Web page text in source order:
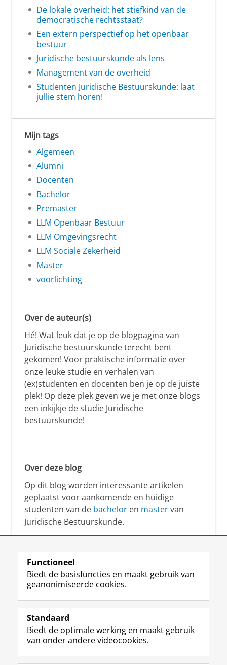
De lokale overheid: het stiefkind van de
democratische rechtsstaat?
Een extern perspectief op het openbaar
bestuur
Juridische bestuurskunde als lens
Management van de overheid
Studenten Juridische Bestuurskunde: laat
jullie stem horen!
Mijn tags
Algemeen
Alumni
Docenten
Bachelor
Premaster
LLM Openbaar Bestuur
LLM Omgevingsrecht
LLM Sociale Zekerheid
Master
voorlichting
Over de auteur(s)
Hé! Wat leuk dat je op de blogpagina van
Juridische bestuurskunde terecht bent
gekomen! Voor praktische informatie over
onze leuke studie en verhalen van
(ex)studenten en docenten ben je op de juiste
plek! Op deze plek geven we je met onze blogs
een inkijkje de studie Juridische
bestuurskunde!
Over deze blog
Op dit blog worden interessante artikelen
geplaatst voor aankomende en huidige
studenten van de bachelor en mastervan
Juridische Bestuurskunde.
Volg de RUG
F
a
e
b
o
L
i
k
e
I
R
S
-
f
e
I
n
t
r
Y
o
T
e
Studiekiezers
Functioneel
Biedt de basisfuncties en maakt gebruik van
geanonimiseerde cookies.
Standaard
Biedt de optimale werking en maakt gebruik
van onder andere videocookies.